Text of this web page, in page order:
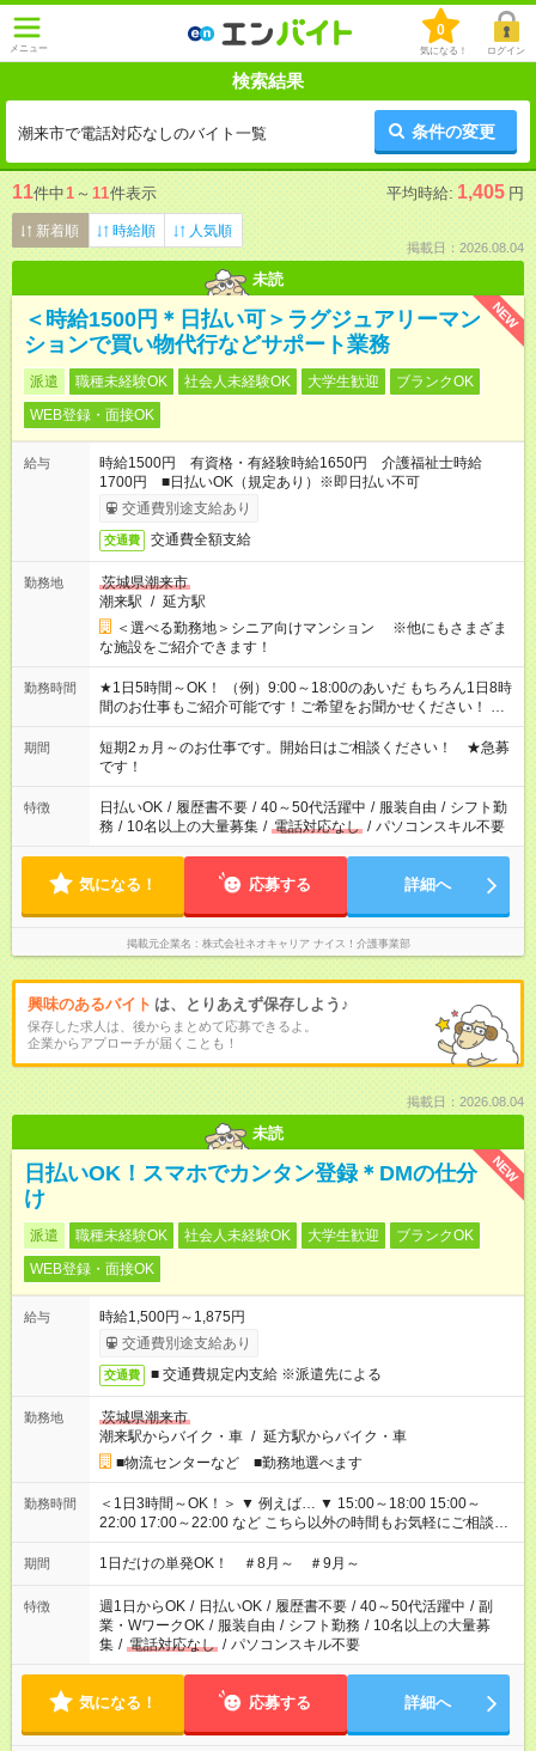
メニュー
0
気になる！ ログイン
検索結果
潮来市で電話対応なしのバイト一覧 条件の変更
11件中1 ～ 11件表示 平均時給: 1,405 円
新着順 時給順 人気順
掲載日：2026.08.04
未読
NEW
＜時給1500円＊日払い可＞ラグジュアリーマン
ションで買い物代行などサポート業務
派遣 職種未経験OK 社会人未経験OK 大学生歓迎
ブランクOK
WEB登録・面接OK
給与
時給1500円 有資格・有経験時給1650円 介護福祉士時給
1700円 ■日払いOK（規定あり）※即日払い不可
交通費別途支給あり
交通費 交通費全額支給
勤務地
茨城県潮来市
潮来駅 / 延方駅
＜選べる勤務地＞シニア向けマンション ※他にもさまざま
な施設をご紹介できます！
勤務時間
★1日5時間～OK！ （例）9:00～18:00のあいだ もちろん1日8時
間のお仕事もご紹介可能です！ご希望をお聞かせください！ ★
家庭の都合でお休みが必要な場合も遠慮なくご相談ください。
※週最低15時間以上の勤務が必要です
期間
短期2ヵ月～のお仕事です。開始日はご相談ください！ ★急募
です！
特徴 日払いOK / 履歴書不要 / 40～50代活躍中 / 服装自由 / シフト勤
務 / 10名以上の大量募集 / 電話対応なし / パソコンスキル不要
気になる！ 応募する 詳細へ
掲載元企業名 株式会社ネオキャリア ナイス！介護事業部
興味のあるバイト は、とりあえず保存しよう♪
保存した求人は、後からまとめて応募できるよ。
企業からアプローチが届くことも！
掲載日：2026.08.04
未読
NEW
日払いOK！スマホでカンタン登録＊DMの仕分
け
派遣 職種未経験OK 社会人未経験OK 大学生歓迎
ブランクOK
WEB登録・面接OK
給与
時給1,500円～1,875円
交通費別途支給あり
交通費 ■ 交通費規定内支給 ※派遣先による
勤務地
茨城県潮来市
潮来駅からバイク・車 / 延方駅からバイク・車
■物流センターなど ■勤務地選べます
勤務時間
＜1日3時間～OK！＞ ▼ 例えば… ▼ 15:00～18:00 15:00～
22:00 17:00～22:00 など こちら以外の時間もお気軽にご相談く
ださい！
期間 1日だけの単発OK！ ＃8月～ ＃9月～
特徴 週1日からOK / 日払いOK / 履歴書不要 / 40～50代活躍中 / 副
業・WワークOK / 服装自由 / シフト勤務 / 10名以上の大量募
集 / 電話対応なし / パソコンスキル不要
気になる！ 応募する 詳細へ